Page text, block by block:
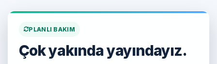
PLANLI BAKIM
Çok yakında yayındayız.